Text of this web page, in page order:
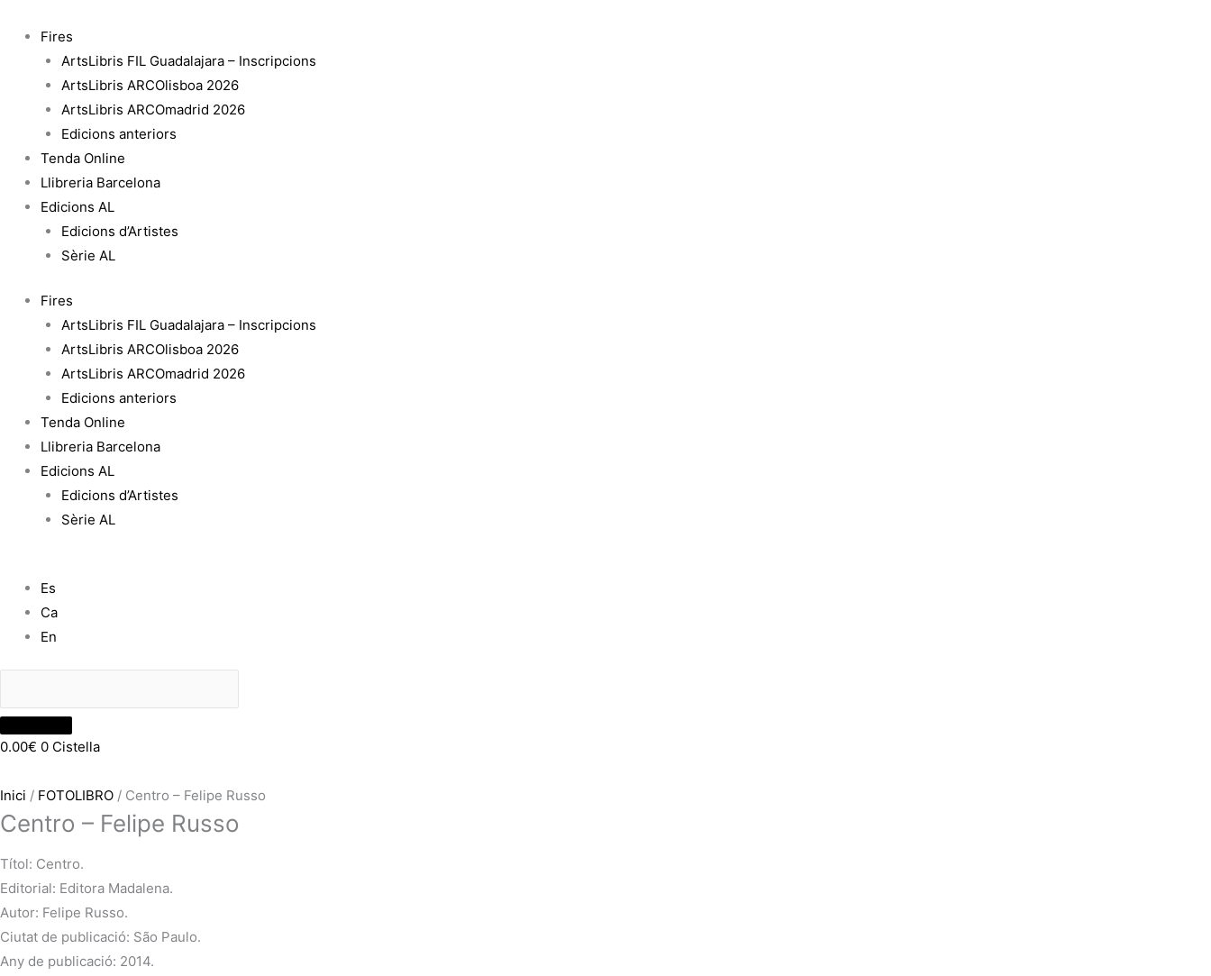
contingut
Fires
ArtsLibris FIL Guadalajara – Inscripcions
ArtsLibris ARCOlisboa 2026
ArtsLibris ARCOmadrid 2026
Edicions anteriors
Tenda Online
Llibreria Barcelona
Edicions AL
Edicions d’Artistes
Sèrie AL
Fires
ArtsLibris FIL Guadalajara – Inscripcions
ArtsLibris ARCOlisboa 2026
ArtsLibris ARCOmadrid 2026
Edicions anteriors
Tenda Online
Llibreria Barcelona
Edicions AL
Edicions d’Artistes
Sèrie AL
Es
Ca
En
0.00€ 0 Cistella
Inici / FOTOLIBRO / Centro – Felipe Russo
Centro – Felipe Russo
Títol: Centro.
Editorial: Editora Madalena.
Autor: Felipe Russo.
Ciutat de publicació: São Paulo.
Any de publicació: 2014.